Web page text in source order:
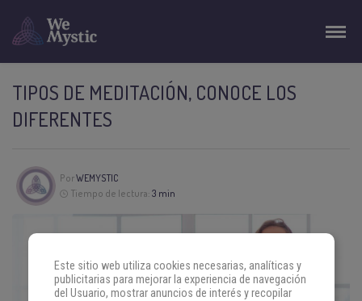
TIPOS DE MEDITACIÓN, CONOCE LOS
DIFERENTES
PorWEMYSTIC
Tiempo de lectura: 3 min
Este sitio web utiliza cookies necesarias, analíticas y
publicitarias para mejorar la experiencia de navegación
del Usuario, mostrar anuncios de interés y recopilar